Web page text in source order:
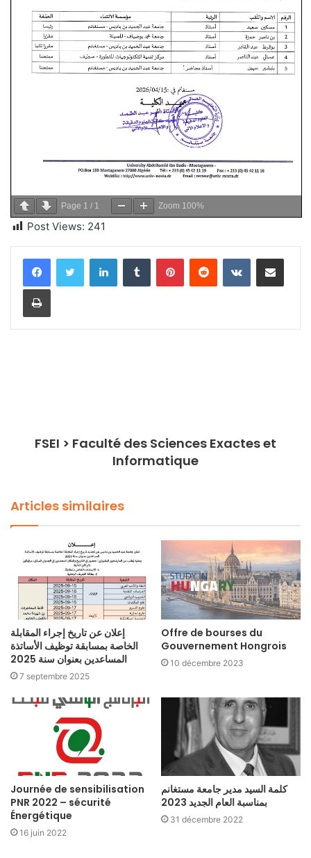
Page 1 / 1 Zoom 100%
Post Views: 241
LinkedinTumblr PinterestReddit VKontaktePartager par email
Imprimer
FSEI > Faculté des Sciences Exactes et
Informatique
Articles similaires
إعلان عن تاريخ إجراء المقابلة
الخاصة بمسابقة توظيف الأساتذة
المساعدين بعنوان سنة 2025
7 septembre 2025
Offre de bourses du
Gouvernement Hongrois
10 décembre 2023
Journée de sensibilisation
PNR 2022 – sécurité
Énergétique
16 juin 2022
كلمة السيد مدير جامعة مستغانم
بمناسبة العام الجديد 2023
31 décembre 2022